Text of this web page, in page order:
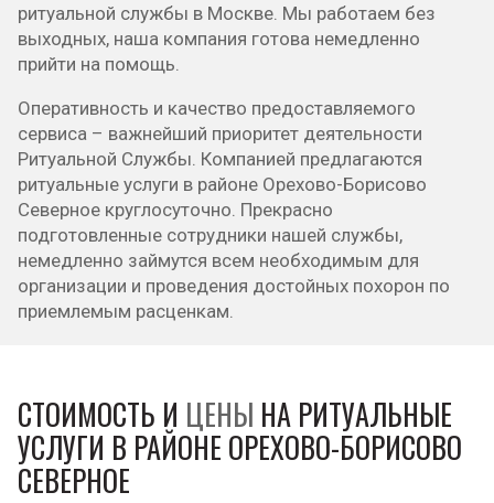
ритуальной службы в Москве. Мы работаем без
выходных, наша компания готова немедленно
прийти на помощь.
Оперативность и качество предоставляемого
сервиса – важнейший приоритет деятельности
Ритуальной Службы. Компанией предлагаются
ритуальные услуги в районе Орехово-Борисово
Северное круглосуточно. Прекрасно
подготовленные сотрудники нашей службы,
немедленно займутся всем необходимым для
организации и проведения достойных похорон по
приемлемым расценкам.
СТОИМОСТЬ И ЦЕНЫ НА РИТУАЛЬНЫЕ
УСЛУГИ В РАЙОНЕ ОРЕХОВО-БОРИСОВО
СЕВЕРНОЕ